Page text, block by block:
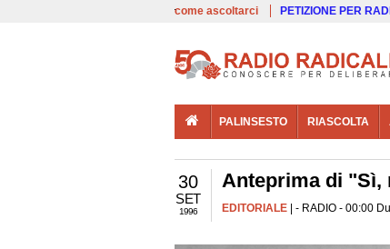
come ascoltarci PETIZIONE PER
PALINSESTO RIASCOLTA
30
SET
1996
Anteprima di "Sì,
EDITORIALE | - RADIO - 00:00